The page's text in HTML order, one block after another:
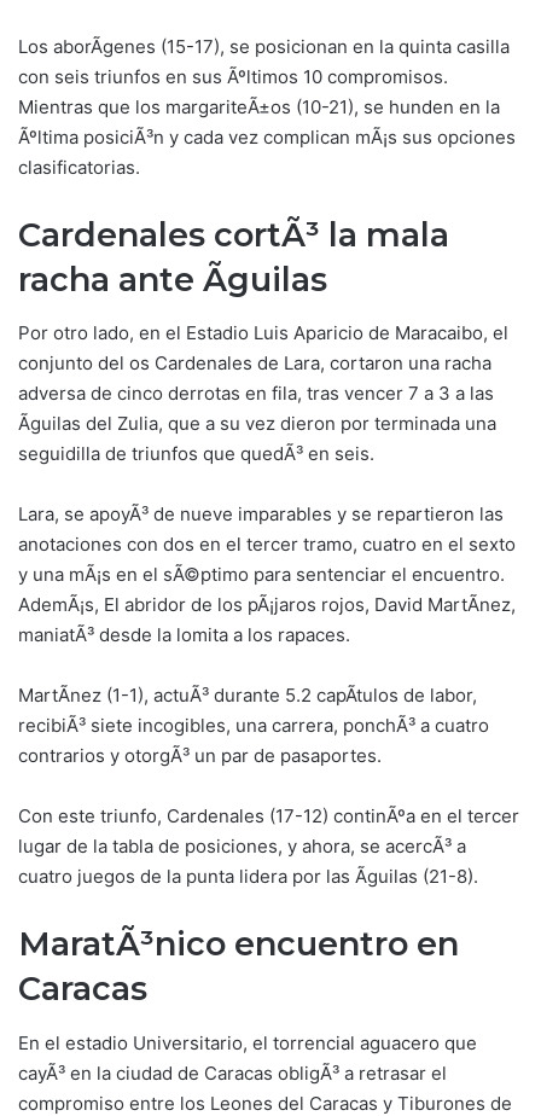
Los aborÃ­genes (15-17), se posicionan en la quinta casilla
con seis triunfos en sus Ãºltimos 10 compromisos.
Mientras que los margariteÃ±os (10-21), se hunden en la
Ãºltima posiciÃ³n y cada vez complican mÃ¡s sus opciones
clasificatorias.
Cardenales cortÃ³ la mala
racha ante Ãguilas
Por otro lado, en el Estadio Luis Aparicio de Maracaibo, el
conjunto del os Cardenales de Lara, cortaron una racha
adversa de cinco derrotas en fila, tras vencer 7 a 3 a las
Ãguilas del Zulia, que a su vez dieron por terminada una
seguidilla de triunfos que quedÃ³ en seis.
Lara, se apoyÃ³ de nueve imparables y se repartieron las
anotaciones con dos en el tercer tramo, cuatro en el sexto
y una mÃ¡s en el sÃ©ptimo para sentenciar el encuentro.
AdemÃ¡s, El abridor de los pÃ¡jaros rojos, David MartÃ­nez,
maniatÃ³ desde la lomita a los rapaces.
MartÃ­nez (1-1), actuÃ³ durante 5.2 capÃ­tulos de labor,
recibiÃ³ siete incogibles, una carrera, ponchÃ³ a cuatro
contrarios y otorgÃ³ un par de pasaportes.
Con este triunfo, Cardenales (17-12) continÃºa en el tercer
lugar de la tabla de posiciones, y ahora, se acercÃ³ a
cuatro juegos de la punta lidera por las Ãguilas (21-8).
MaratÃ³nico encuentro en
Caracas
En el estadio Universitario, el torrencial aguacero que
cayÃ³ en la ciudad de Caracas obligÃ³ a retrasar el
compromiso entre los Leones del Caracas y Tiburones de